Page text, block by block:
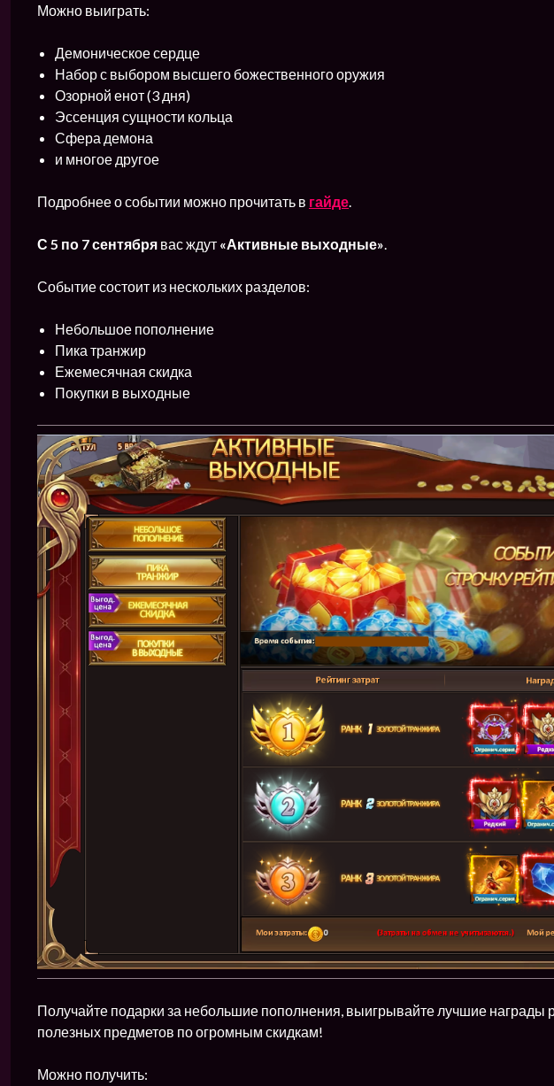
Можно выиграть:
Демоническое сердце
Набор с выбором высшего божественного оружия
Озорной енот (3 дня)
Эссенция сущности кольца
Сфера демона
и многое другое
Подробнее о событии можно прочитать в гайде.
С 5 по 7 сентября вас ждут «Активные выходные».
Событие состоит из нескольких разделов:
Небольшое пополнение
Пика транжир
Ежемесячная скидка
Покупки в выходные
Получайте подарки за небольшие пополнения, выигрывайте лучшие награды
полезных предметов по огромным скидкам!
Можно получить: